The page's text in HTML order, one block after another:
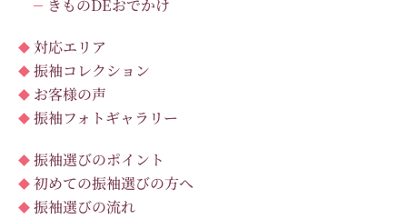
きものDEおでかけ
対応エリア
振袖コレクション
お客様の声
振袖フォトギャラリー
振袖選びのポイント
初めての振袖選びの方へ
振袖選びの流れ